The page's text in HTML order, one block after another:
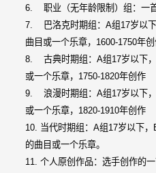
6.
职业（无年龄限制）组：一
7.
巴洛克时期组：A组17岁以
曲目或一个乐章，1600-1750年创
8.
古典时期组：A组17岁以下
或一个乐章，1750-1820年创作
9.
浪漫时期组：A组17岁以下
或一个乐章，1820-1910年创作
10. 当代时期组：A组17岁以下
的曲目或一个乐章。
11. 个人原创作品：选手创作的